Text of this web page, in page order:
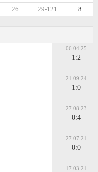
8
29-121
26
06.04.25
1:2
21.09.24
1:0
27.08.23
0:4
27.07.21
0:0
17.03.21